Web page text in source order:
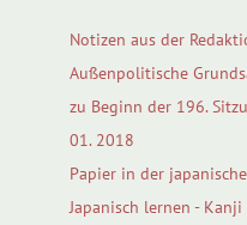
Notizen aus der
Außenpolitische
zu Beginn der 196.
01. 2018
Papier in der
Japanisch lernen -